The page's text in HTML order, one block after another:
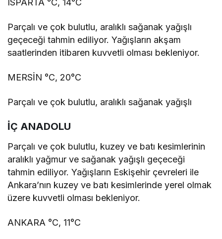
ISPARTA °C, 14°C
Parçalı ve çok bulutlu, aralıklı sağanak yağışlı
geçeceği tahmin ediliyor. Yağışların akşam
saatlerinden itibaren kuvvetli olması bekleniyor.
MERSİN °C, 20°C
Parçalı ve çok bulutlu, aralıklı sağanak yağışlı
İÇ ANADOLU
Parçalı ve çok bulutlu, kuzey ve batı kesimlerinin
aralıklı yağmur ve sağanak yağışlı geçeceği
tahmin ediliyor. Yağışların Eskişehir çevreleri ile
Ankara’nın kuzey ve batı kesimlerinde yerel olmak
üzere kuvvetli olması bekleniyor.
ANKARA °C, 11°C